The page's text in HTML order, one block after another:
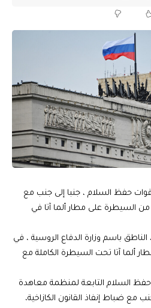
قوات حفظ السلام ، جنبا إلى جنب مع
من السيطرة على مطار ألما آتا في
الناطق باسم وزارة الدفاع الروسية ، في
ألما آتا تحت السيطرة الكاملة مع
السلام التابعة لمنظمة معاهدة
مع ضباط إنفاذ القانون الكازاخية،